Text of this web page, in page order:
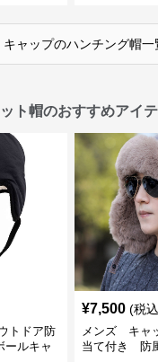
キャップのハンチング帽一
ト帽のおすすめアイ
トドア防
ールキャ
¥7,500 (税
メンズ キ
当て付き 防